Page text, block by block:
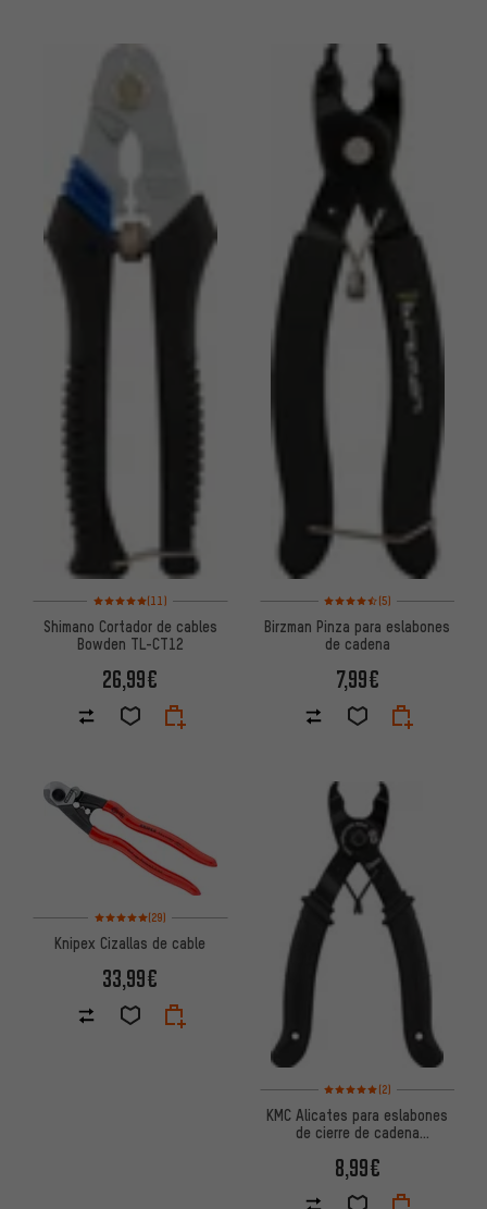
Valoración media: 5 de 5 basada en 11 reseñas
(11)
Shimano Cortador de cables
Bowden TL-CT12
26,99€
Valoración media: 4,5 de 5
(5)
Birzman Pinza para eslabones
de cadena
7,99€
Valoración media: 5 de 5 basada en 29 reseñas
(29)
Knipex Cizallas de cable
33,99€
Valoración media: 5 de 5
(2)
KMC Alicates para eslabones
de cierre de cadena
8,99€